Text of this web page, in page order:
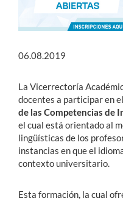
06.08.2019
La Vicerrectoría
docentes a participar en el
de las Competencias de
el cual está orientado al
lingüísticas de los
instancias en que el
contexto universitario.
Esta formación, la cual